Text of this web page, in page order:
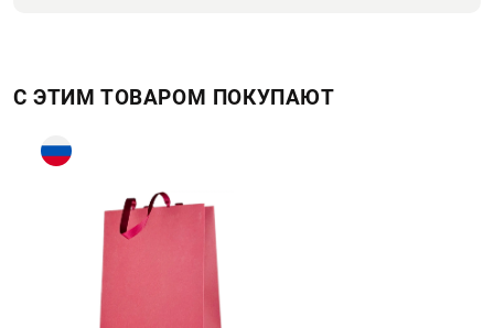
С ЭТИМ ТОВАРОМ ПОКУПАЮТ